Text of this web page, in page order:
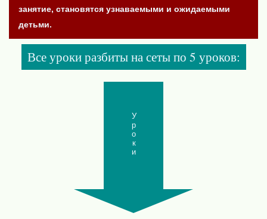
занятие, становятся узнаваемыми и ожидаемыми
детьми.
Все уроки разбиты на сеты по 5 уроков:
Уроки